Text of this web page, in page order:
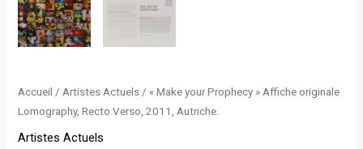
Accueil / Artistes Actuels / « Make your Prophecy » Affiche originale
Lomography, Recto Verso, 2011, Autriche.
Artistes Actuels